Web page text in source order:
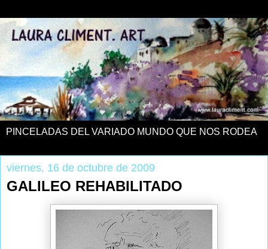
PINCELADAS DEL VARIADO MUNDO QUE NOS RODEA
viernes, 16 de octubre de 2009
GALILEO REHABILITADO